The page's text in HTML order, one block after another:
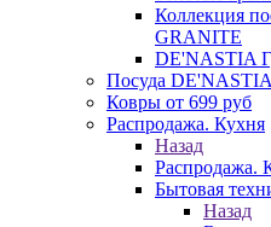
Коллекция
GRANITE
DE'NASTIA
Посуда DE'NASTIA
Ковры от 699 руб
Распродажа. Кухня
Назад
Распродажа.
Бытовая
Назад